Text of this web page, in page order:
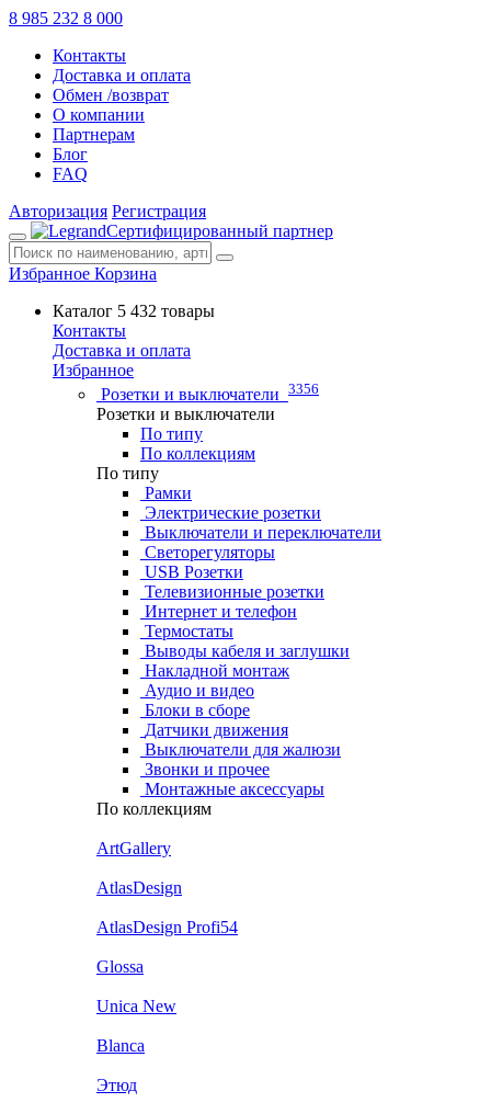
8 985 232 8 000
Контакты
Доставка и оплата
Обмен /возврат
О компании
Партнерам
Блог
FAQ
Авторизация Регистрация
Сертифицированный партнер
Избранное Корзина
Каталог 5 432 товары
Контакты
Доставка и оплата
Избранное
Розетки и выключатели 3356
Розетки и выключатели
По типу
По коллекциям
По типу
Рамки
Электрические розетки
Выключатели и переключатели
Светорегуляторы
USB Розетки
Телевизионные розетки
Интернет и телефон
Термостаты
Выводы кабеля и заглушки
Накладной монтаж
Аудио и видео
Блоки в сборе
Датчики движения
Выключатели для жалюзи
Звонки и прочее
Монтажные аксессуары
По коллекциям
ArtGallery
AtlasDesign
AtlasDesign Profi54
Glossa
Unica New
Blanca
Этюд